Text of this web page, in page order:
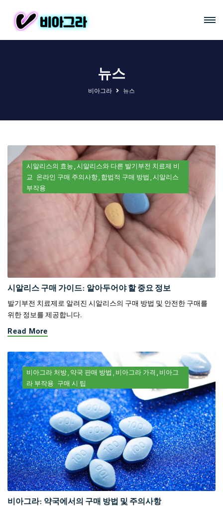
뉴스
비아그라 뉴스
시알리스의 효능 시알리스와 다른 발기부전 치료제 비
교 온라인 구매 주의사항 합법적 구매 방법 시알리스
부작용
시알리스 구매 가이드: 알아두어야 할 중요 정보
발기부전 치료제로 알려진 시알리스의 구매 방법 및 안전한 구매를
위한 정보를 제공합니다.
Read More
비아그라 처방 약국 판매 방법 비아그라 가격
비아그
라 부작용 구매 시 팁
비아그라: 약국에서의 구매 방법 및 주의사항